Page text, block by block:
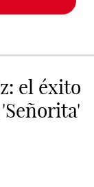
el éxito